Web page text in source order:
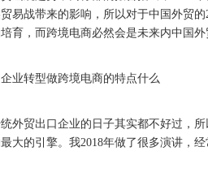
易战带来的影响，所以对于中国外贸
育，而跨境电商必然会是未来内中国外
转型做跨境电商的特点什么
贸出口企业的日子其实都不好过，所
大的引擎。我2018年做了很多演讲，